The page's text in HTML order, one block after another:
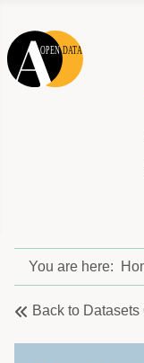
You are here:
Back to